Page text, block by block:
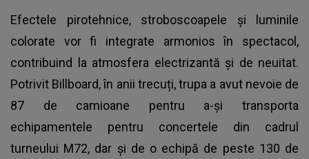
Efectele pirotehnice, stroboscoapele și luminile
colorate vor fi integrate armonios în spectacol,
contribuind la atmosfera electrizantă și de neuitat.
Potrivit Billboard, în anii trecuți, trupa a avut nevoie de
87 de camioane pentru a-și transporta
echipamentele pentru concertele din cadrul
turneului M72, dar și de o echipă de peste 130 de